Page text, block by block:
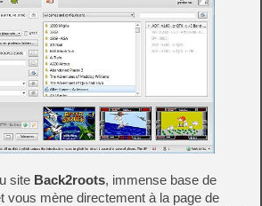
site Back2roots, immense base de
vous mène directement à la page de